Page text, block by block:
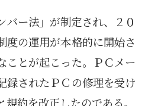
バー法」が制定され、２０
度の運用が本格的に開始さ
ことが起こった。ＰＣメー
録されたＰＣの修理を受け
約を改正したのである。